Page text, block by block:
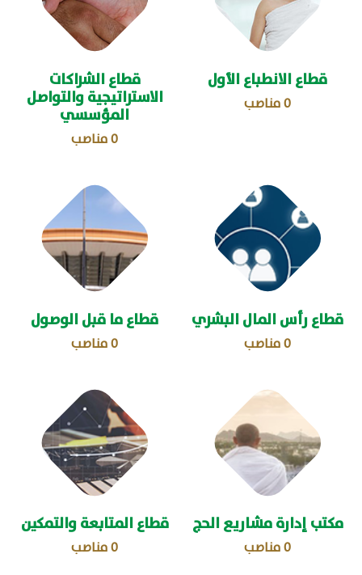
قطاع الانطباع الأول
0مناصب
قطاع الشراكات
الاستراتيجية والتواصل
المؤسسي
0مناصب
قطاع رأس المال البشري
0مناصب
قطاع ما قبل الوصول
0مناصب
مكتب إدارة مشاريع الحج
0مناصب
قطاع المتابعة والتمكين
0مناصب